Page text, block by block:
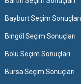
Bayburt Seçim Sonuçları
Bingöl Seçim Sonuçları
Bolu Seçim Sonuçları
Bursa Seçim Sonuçları